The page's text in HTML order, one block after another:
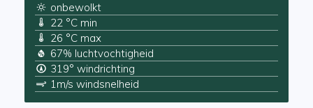
onbewolkt
22 °C min
26 °C max
67% luchtvochtigheid
319° windrichting
1m/s windsnelheid